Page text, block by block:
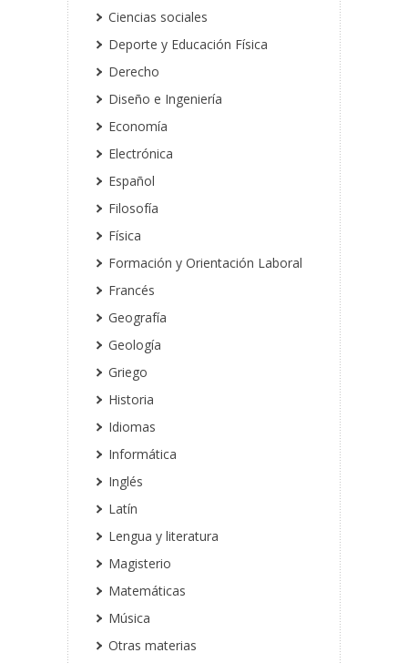
Ciencias sociales
Deporte y Educación Física
Derecho
Diseño e Ingeniería
Economía
Electrónica
Español
Filosofía
Física
Formación y Orientación Laboral
Francés
Geografía
Geología
Griego
Historia
Idiomas
Informática
Inglés
Latín
Lengua y literatura
Magisterio
Matemáticas
Música
Otras materias